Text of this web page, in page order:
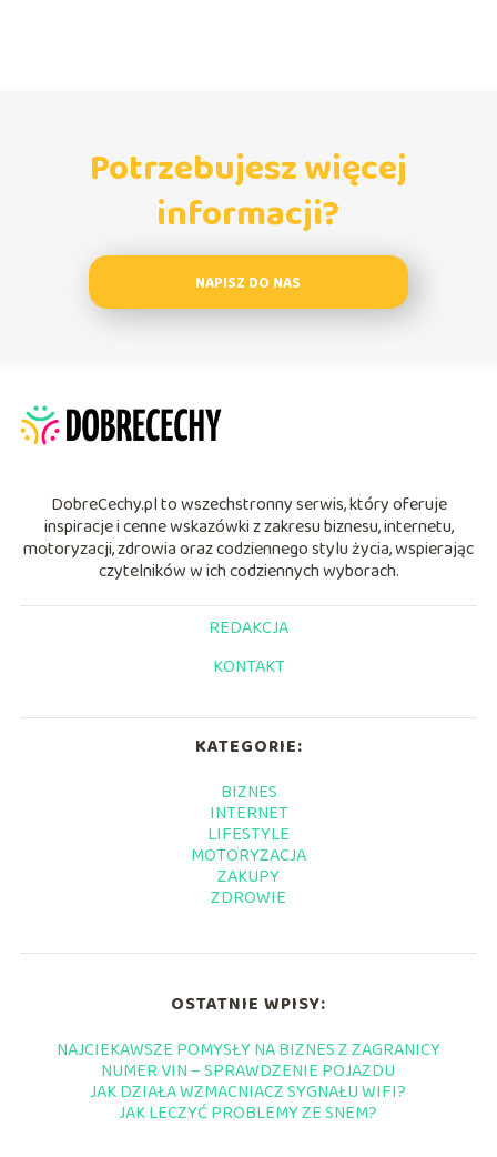
Potrzebujesz więcej
informacji?
NAPISZ DO NAS
DobreCechy.pl to wszechstronny serwis, który oferuje
inspiracje i cenne wskazówki z zakresu biznesu, internetu,
motoryzacji, zdrowia oraz codziennego stylu życia, wspierając
czytelników w ich codziennych wyborach.
REDAKCJA
KONTAKT
KATEGORIE:
BIZNES
INTERNET
LIFESTYLE
MOTORYZACJA
ZAKUPY
ZDROWIE
OSTATNIE WPISY:
NAJCIEKAWSZE POMYSŁY NA BIZNES Z ZAGRANICY
NUMER VIN – SPRAWDZENIE POJAZDU
JAK DZIAŁA WZMACNIACZ SYGNAŁU WIFI?
JAK LECZYĆ PROBLEMY ZE SNEM?